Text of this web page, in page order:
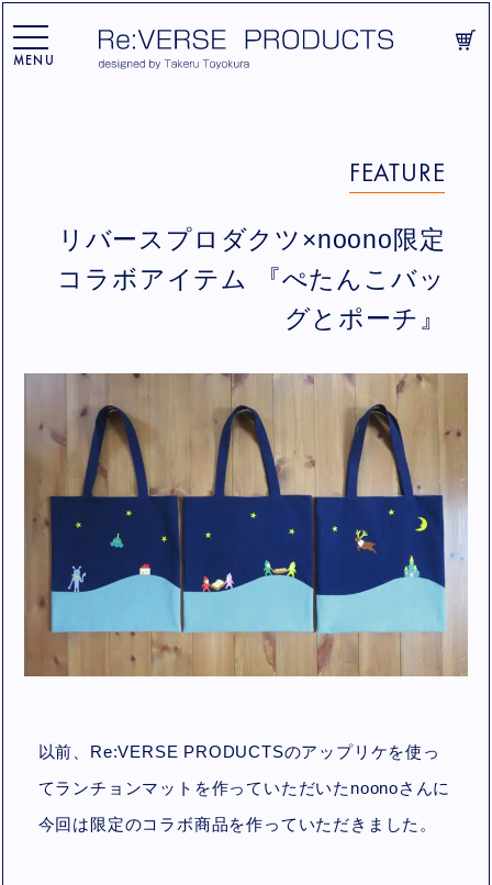
toggle
navigation
MENU
FEATURE
リバースプロダクツ×noono限定
コラボアイテム 『ぺたんこバッ
グとポーチ』
以前、Re:VERSE PRODUCTSのアップリケを使っ
てランチョンマットを作っていただいたnoonoさんに
今回は限定のコラボ商品を作っていただきました。